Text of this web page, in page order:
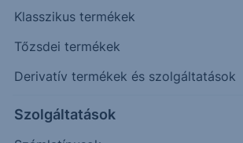
Klasszikus termékek
Tőzsdei termékek
Derivatív termékek és szolgáltatások
Szolgáltatások
12.6000